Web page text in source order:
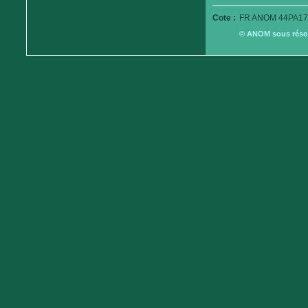
Cote : FR ANOM
© ANOM sous